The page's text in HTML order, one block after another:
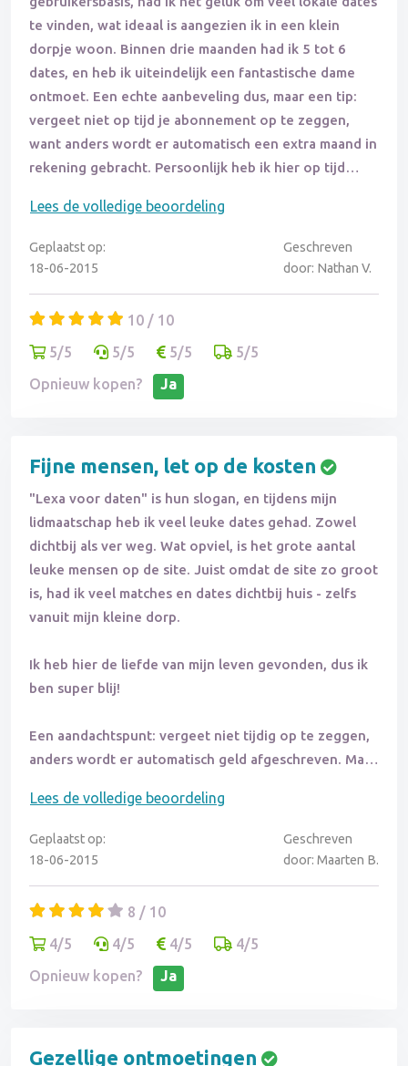
te vinden, wat ideaal is aangezien ik in een klein
dorpje woon. Binnen drie maanden had ik 5 tot 6
dates, en heb ik uiteindelijk een fantastische dame
ontmoet. Een echte aanbeveling dus, maar een tip:
vergeet niet op tijd je abonnement op te zeggen,
want anders wordt er automatisch een extra maand in
rekening gebracht. Persoonlijk heb ik hier op tijd
mensen die dit net te laat deden, en dat is zonde van
het geld. Kortom, Lexa is geweldig, maar let op dat je
op tijd opzegt!
Lees de volledige beoordeling
Geplaatst op:
18-06-2015
Geschreven
door: Nathan V.
10 / 10
5/5
5/5 5/5
5/5
Opnieuw kopen?
Ja
Fijne mensen, let op de kosten
"Lexa voor daten" is hun slogan, en tijdens mijn
lidmaatschap heb ik veel leuke dates gehad. Zowel
dichtbij als ver weg. Wat opviel, is het grote aantal
leuke mensen op de site. Juist omdat de site zo groot
is, had ik veel matches en dates dichtbij huis - zelfs
vanuit mijn kleine dorp.
Ik heb hier de liefde van mijn leven gevonden, dus ik
ben super blij!
Een aandachtspunt: vergeet niet tijdig op te zeggen,
anders wordt er automatisch geld afgeschreven. Maar
daar goed op. Het is zonde van het geld.
Lees de volledige beoordeling
Geplaatst op:
18-06-2015
Geschreven
door: Maarten B.
8 / 10
4/5
4/5 4/5
4/5
Opnieuw kopen?
Ja
Gezellige ontmoetingen